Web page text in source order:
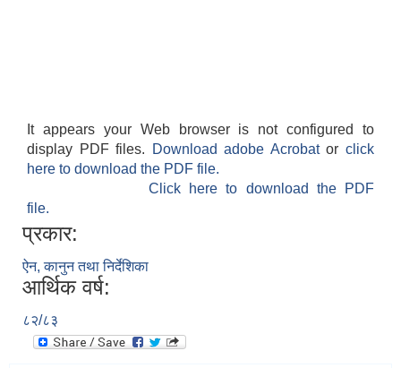
It appears your Web browser is not configured to
display PDF files.
Download adobe Acrobatorclick
here to download the PDF file.
Click here to download the PDF
file.
प्रकार:
ऐन, कानुन तथा निर्देशिका
आर्थिक वर्ष:
८२/८३